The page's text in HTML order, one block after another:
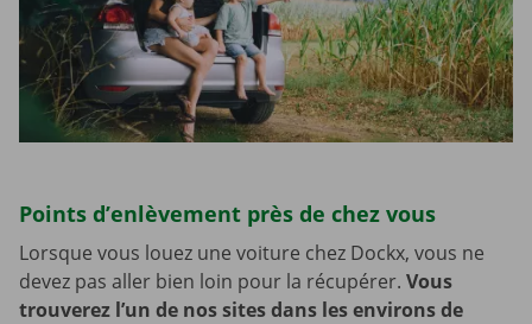
Points d’enlèvement près de chez vous
Lorsque vous louez une voiture chez Dockx, vous ne
devez pas aller bien loin pour la récupérer. Vous
trouverez l’un de nos sites dans les environs de